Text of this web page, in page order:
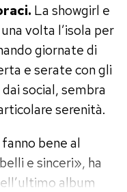
La showgirl e
volta l’isola per
giornate di
e serate con gli
social, sembra
serenità.
bene al
e sinceri», ha
album